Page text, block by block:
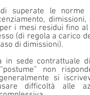
superate le
i mesi residui fino
(di regola a carico
di dimissioni).
in sede contrattuale
non
si
difficoltà alle